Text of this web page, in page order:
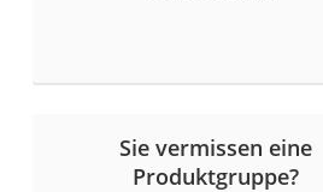
Sie vermissen eine
Produktgruppe?